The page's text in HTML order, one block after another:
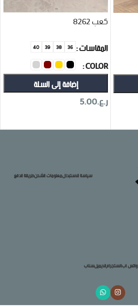
كعب 8262
المقاسات
36
38
39
40
COLOR
إضافة إلى السلة
ر.ع.5.00
سياسة الاستبدالمعلومات الشحنطريقة الدفع
واتس ابانستجرامالايميلسناب